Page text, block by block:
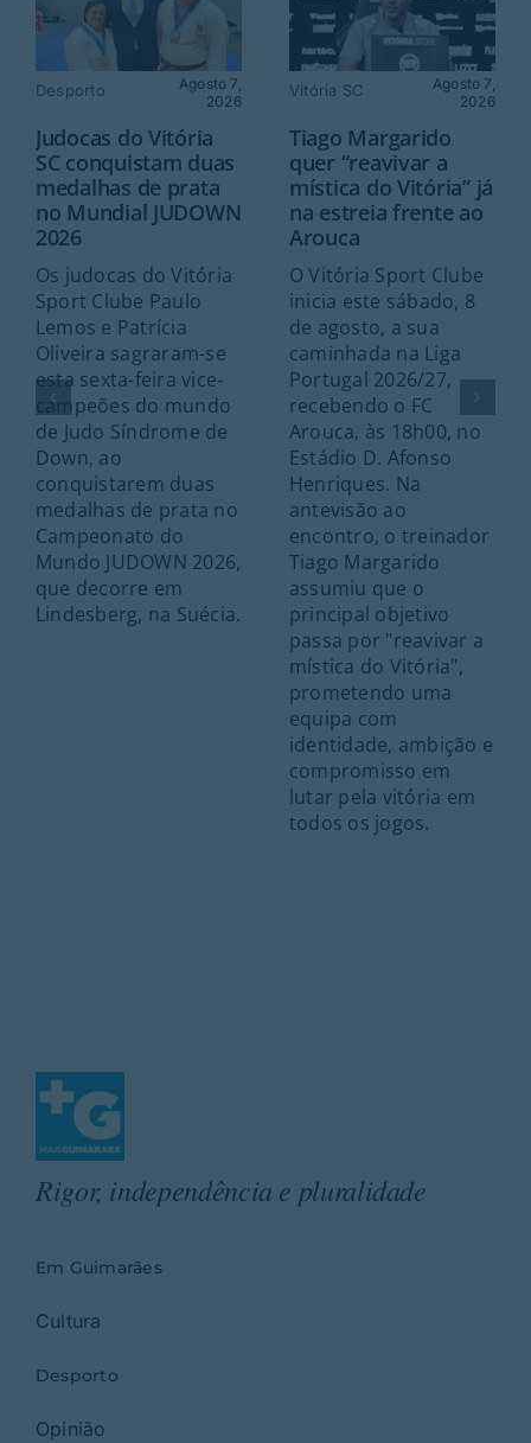
Desporto
Agosto 7,
2026
Judocas do Vitória
SC conquistam duas
medalhas de prata
no Mundial JUDOWN
2026
Os judocas do Vitória
Sport Clube Paulo
Lemos e Patrícia
Oliveira sagraram-se
esta sexta-feira vice-
campeões do mundo
de Judo Síndrome de
Down, ao
conquistarem duas
medalhas de prata no
Campeonato do
Mundo JUDOWN 2026,
que decorre em
Lindesberg, na Suécia.
Vitória SC
Agosto 7,
2026
Tiago Margarido
quer “reavivar a
mística do Vitória” já
na estreia frente ao
Arouca
O Vitória Sport Clube
inicia este sábado, 8
de agosto, a sua
caminhada na Liga
Portugal 2026/27,
recebendo o FC
Arouca, às 18h00, no
Estádio D. Afonso
Henriques. Na
antevisão ao
encontro, o treinador
Tiago Margarido
assumiu que o
principal objetivo
passa por "reavivar a
mística do Vitória",
prometendo uma
equipa com
identidade, ambição e
compromisso em
lutar pela vitória em
todos os jogos.
Rigor, independência e pluralidade
Em Guimarães
Cultura
Desporto
Opinião